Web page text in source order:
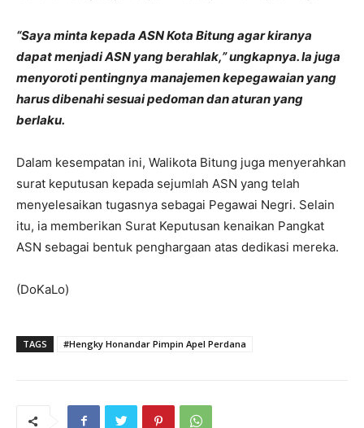
“Saya minta kepada ASN Kota Bitung agar kiranya
dapat menjadi ASN yang berahlak,” ungkapnya. Ia juga
menyoroti pentingnya manajemen kepegawaian yang
harus dibenahi sesuai pedoman dan aturan yang
berlaku.
Dalam kesempatan ini, Walikota Bitung juga menyerahkan
surat keputusan kepada sejumlah ASN yang telah
menyelesaikan tugasnya sebagai Pegawai Negri. Selain
itu, ia memberikan Surat Keputusan kenaikan Pangkat
ASN sebagai bentuk penghargaan atas dedikasi mereka.
(DoKaLo)
TAGS #Hengky Honandar Pimpin Apel Perdana